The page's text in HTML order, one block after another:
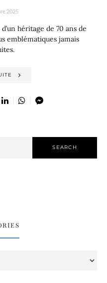
2025
héritage de 70 ans de
emblématiques jamais
SEARCH